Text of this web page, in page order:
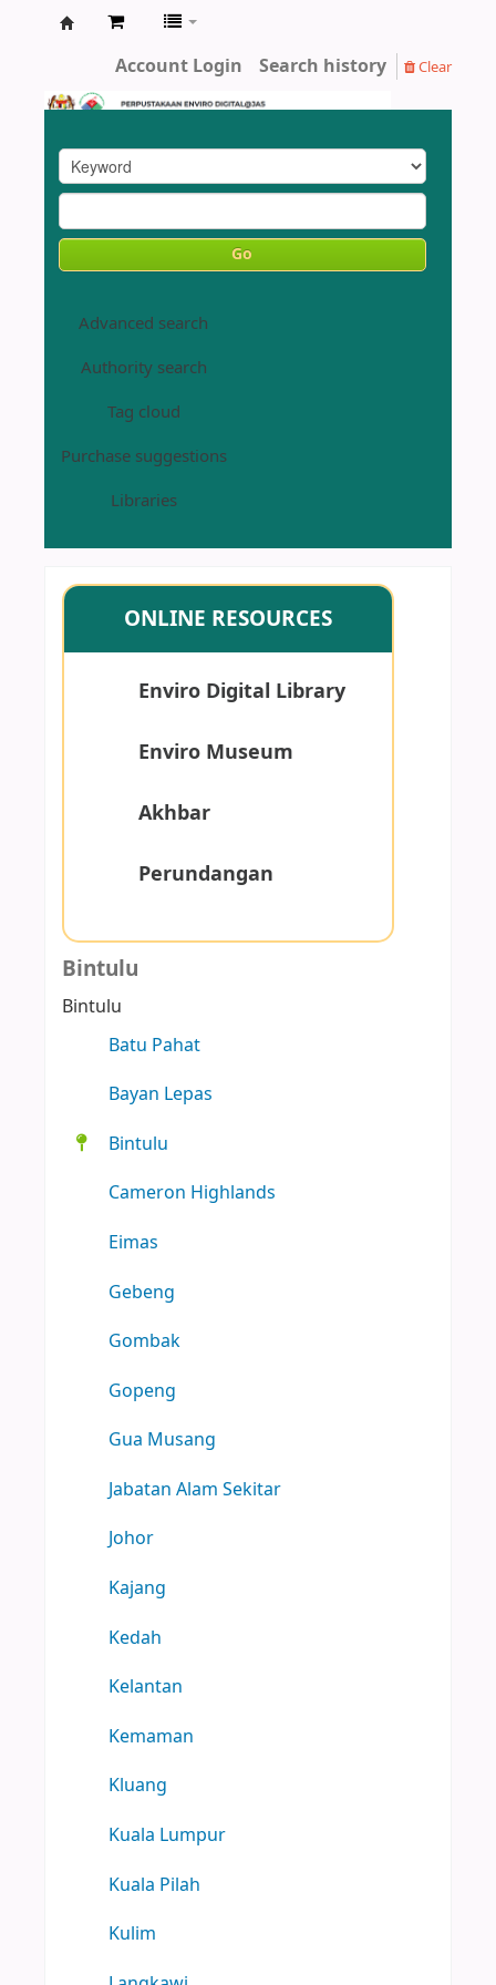
Library
Account Login Search history Clear
Go
Advanced search
Authority search
Tag cloud
Purchase suggestions
Libraries
ONLINE RESOURCES
Enviro Digital Library
Enviro Museum
Akhbar
Perundangan
Bintulu
Bintulu
Batu Pahat
Bayan Lepas
Bintulu
Cameron Highlands
Eimas
Gebeng
Gombak
Gopeng
Gua Musang
Jabatan Alam Sekitar
Johor
Kajang
Kedah
Kelantan
Kemaman
Kluang
Kuala Lumpur
Kuala Pilah
Kulim